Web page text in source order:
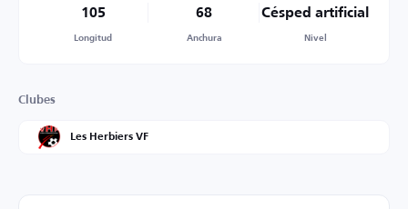
105
Longitud
68
Anchura
Césped artificial
Nivel
Clubes
Les Herbiers VF